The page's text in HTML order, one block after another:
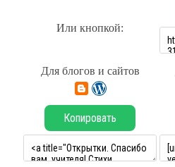
Или кнопкой:
Для блогов и сайтов
Копировать